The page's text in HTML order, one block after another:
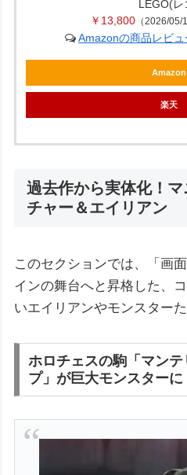
LEGO(レ
￥13,800（2026/05/
Amazonの商品レビ
Amazon
楽天
過去作から実体化！
チャー＆エイリアン
このセクションでは、「画
インの舞台へと昇格した、
いエイリアンやモンスター
ホロチェスの駒「マン
プ」が巨大モンスターに